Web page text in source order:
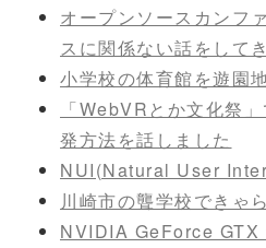
オープンソースカンフ
スに関係ない話をして
小学校の体育館を遊園
「WebVRとか文化祭
発方法を話しました
NUI(Natural User
川崎市の聾学校できゃ
NVIDIA GeForce GTX